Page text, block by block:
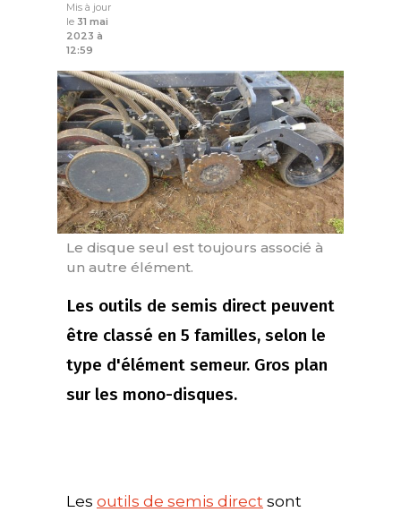
Mis à jour
le 31 mai
2023 à
12:59
Le disque seul est toujours associé à
un autre élément.
Les outils de semis direct peuvent
être classé en 5 familles, selon le
type d'élément semeur. Gros plan
sur les mono-disques.
Les outils de semis direct sont